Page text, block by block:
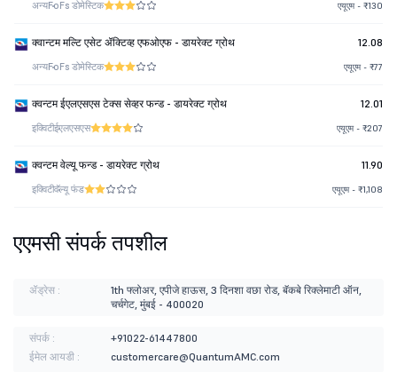
अन्यFoFs डोमेस्टिक एयूएम - ₹130
क्वान्टम मल्टि एसेट ॲक्टिव्ह एफओएफ - डायरेक्ट ग्रोथ 12.08
अन्यFoFs डोमेस्टिक एयूएम - ₹77
क्वन्टम ईएलएसएस टेक्स सेव्हर फन्ड - डायरेक्ट ग्रोथ 12.01
इक्विटीईएलएसएस एयूएम - ₹207
क्वन्टम वेल्यू फन्ड - डायरेक्ट ग्रोथ 11.90
इक्विटीवॅल्यू फंड एयूएम - ₹1,108
एएमसी संपर्क तपशील
ॲड्रेस :
1th फ्लोअर, एपीजे हाऊस, 3 दिनशा वछा रोड, बॅकबे रिक्लेमाटी ऑन,
चर्चगेट, मुंबई - 400020
संपर्क :
+91022-61447800
ईमेल आयडी :
customercare@QuantumAMC.com